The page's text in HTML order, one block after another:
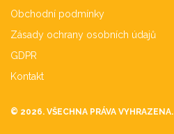
Obchodní podmínky
Zásady ochrany osobních údajů
GDPR
Kontakt
© 2026. VŠECHNA PRÁVA VYHRAZENA.